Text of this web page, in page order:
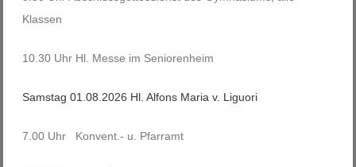
Klassen
10.30 Uhr Hl. Messe im Seniorenheim
Samstag 01.08.2026 Hl. Alfons Maria v. Liguori
7.00 Uhr Konvent.- u. Pfarramt